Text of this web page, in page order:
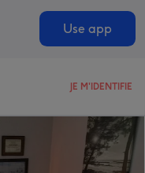
Use app
JE M'IDENTIFIE